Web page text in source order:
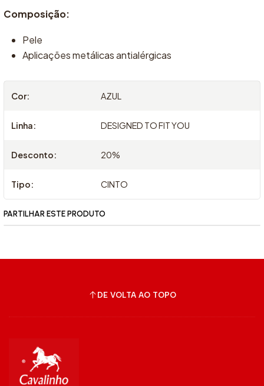
Composição:
Pele
Aplicações metálicas antialérgicas
Cor: AZUL
Linha: DESIGNED TO FIT YOU
Desconto: 20%
Tipo: CINTO
PARTILHAR ESTE PRODUTO
DE VOLTA AO TOPO